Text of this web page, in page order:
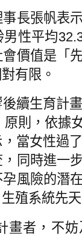
長張帆表
性平均
價值是「
有限。
續生育計
原則，依據
當女性過
同時進一
風險的潛
殖系統先
畫者，不